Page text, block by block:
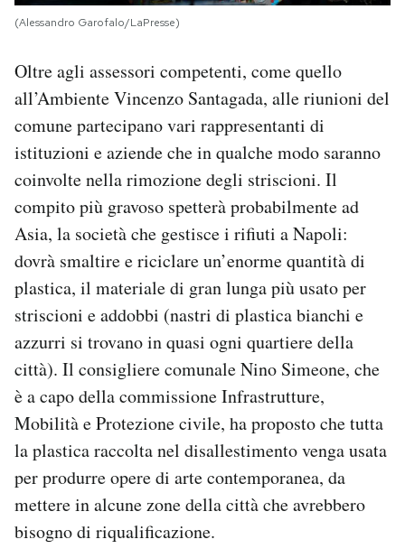
(Alessandro Garofalo/LaPresse)
Oltre agli assessori competenti, come quello
all’Ambiente Vincenzo Santagada, alle riunioni del
comune partecipano vari rappresentanti di
istituzioni e aziende che in qualche modo saranno
coinvolte nella rimozione degli striscioni. Il
compito più gravoso spetterà probabilmente ad
Asia, la società che gestisce i rifiuti a Napoli:
dovrà smaltire e riciclare un’enorme quantità di
plastica, il materiale di gran lunga più usato per
striscioni e addobbi (nastri di plastica bianchi e
azzurri si trovano in quasi ogni quartiere della
città). Il consigliere comunale Nino Simeone, che
è a capo della commissione Infrastrutture,
Mobilità e Protezione civile, ha proposto che tutta
la plastica raccolta nel disallestimento venga usata
per produrre opere di arte contemporanea, da
mettere in alcune zone della città che avrebbero
bisogno di riqualificazione.